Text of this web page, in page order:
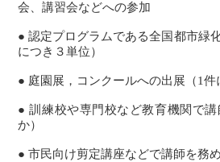
会、講習会などへの参加
● 認定プログラムである全国都市緑
につき３単位）
● 庭園展，コンクールへの出展（1件
● 訓練校や専門校など教育機関で
か）
● 市民向け剪定講座などで講師を務